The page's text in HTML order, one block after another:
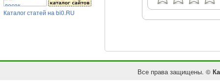
Каталог статей на bi0.RU
Все права защищены. ©